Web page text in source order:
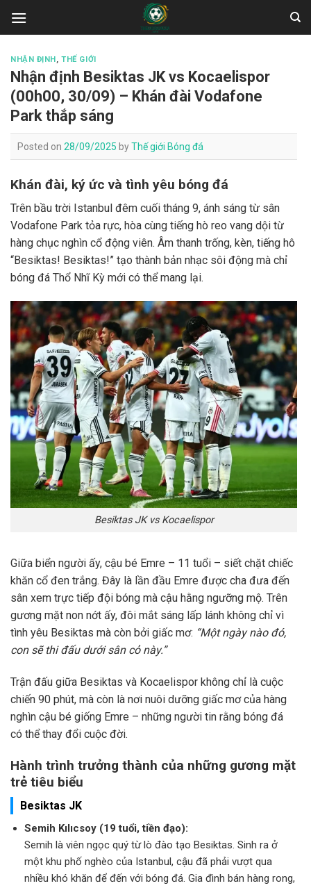
NHẬN ĐỊNH,THẾ GIỚI
Nhận định Besiktas JK vs Kocaelispor
(00h00, 30/09) – Khán đài Vodafone
Park thắp sáng
Posted on 28/09/2025 byThế giới Bóng đá
Khán đài, ký ức và tình yêu bóng đá
Trên bầu trời Istanbul đêm cuối tháng 9, ánh sáng từ sân
Vodafone Park tỏa rực, hòa cùng tiếng hò reo vang dội từ
hàng chục nghìn cổ động viên. Âm thanh trống, kèn, tiếng hô
“Besiktas! Besiktas!” tạo thành bản nhạc sôi động mà chỉ
bóng đá Thổ Nhĩ Kỳ mới có thể mang lại.
Besiktas JK vs Kocaelispor
Giữa biển người ấy, cậu bé Emre – 11 tuổi – siết chặt chiếc
khăn cổ đen trắng. Đây là lần đầu Emre được cha đưa đến
sân xem trực tiếp đội bóng mà cậu hằng ngưỡng mộ. Trên
gương mặt non nớt ấy, đôi mắt sáng lấp lánh không chỉ vì
tình yêu Besiktas mà còn bởi giấc mơ: “Một ngày nào đó,
con sẽ thi đấu dưới sân cỏ này.”
Trận đấu giữa Besiktas và Kocaelispor không chỉ là cuộc
chiến 90 phút, mà còn là nơi nuôi dưỡng giấc mơ của hàng
nghìn cậu bé giống Emre – những người tin rằng bóng đá
có thể thay đổi cuộc đời.
Hành trình trưởng thành của những gương mặt
trẻ tiêu biểu
Besiktas JK
Semih Kılıcsoy (19 tuổi, tiền đạo):
Semih là viên ngọc quý từ lò đào tạo Besiktas. Sinh ra ở
một khu phố nghèo của Istanbul, cậu đã phải vượt qua
nhiều khó khăn để đến với bóng đá. Gia đình bán hàng rong,